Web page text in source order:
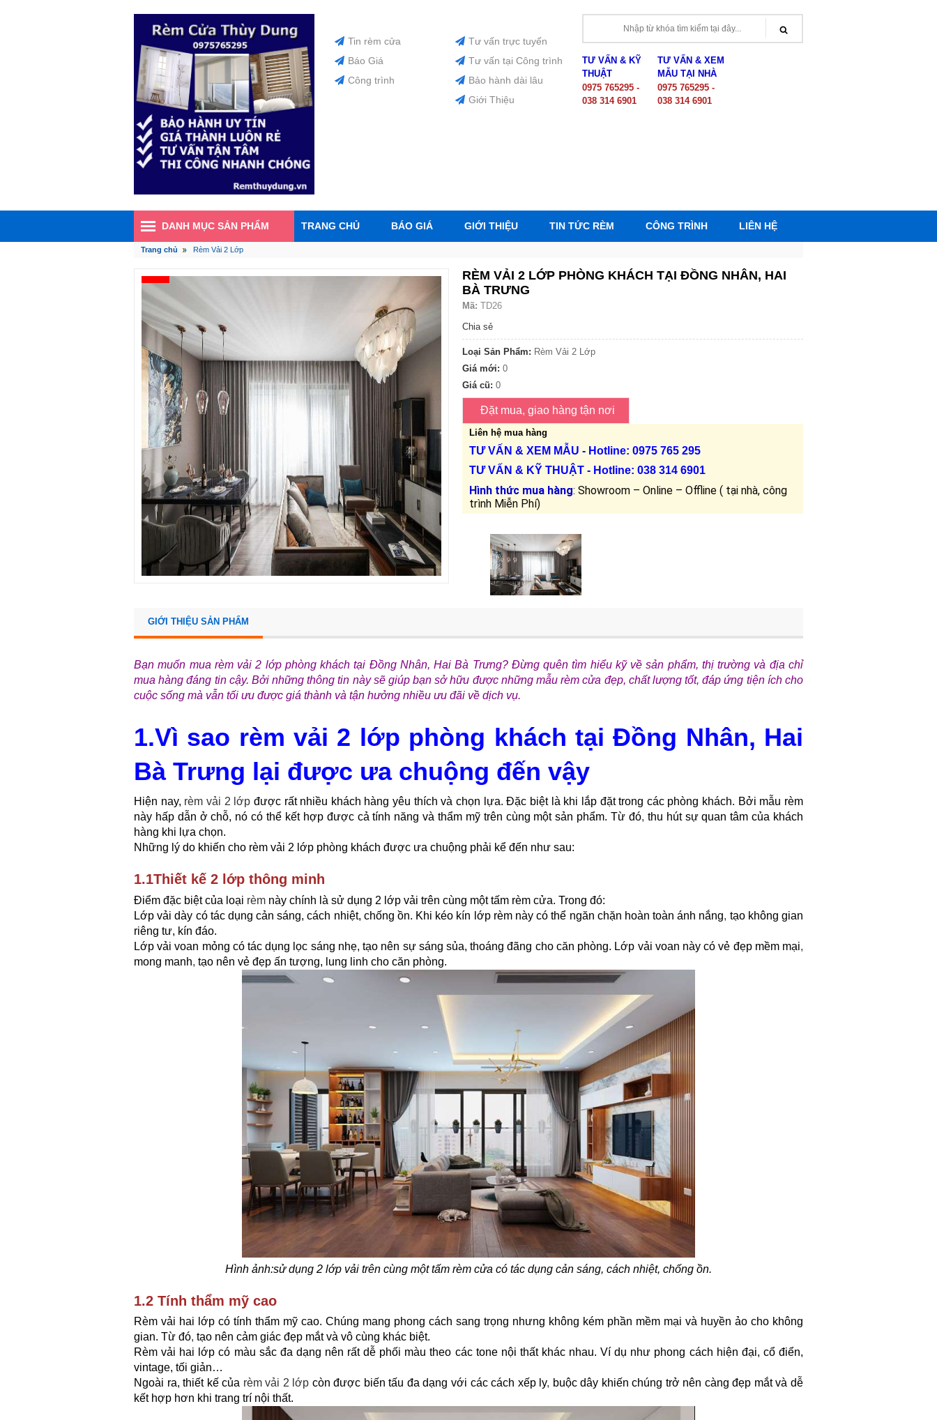
Tin rèm cửa
Báo Giá
Công trình
Tư vấn trực tuyến
Tư vấn tại Công trình
Bảo hành dài lâu
Giới Thiệu
TƯ VẤN & KỸ
THUẬT
0975 765295 -
038 314 6901
TƯ VẤN & XEM
MẪU TẠI NHÀ
0975 765295 -
038 314 6901
DANH MỤC SẢN PHẨM TRANG CHỦ BÁO GIÁ GIỚI THIỆU TIN TỨC RÈM CÔNG TRÌNH LIÊN HỆ
Trang chủ Rèm Vải 2 Lớp
RÈM VẢI 2 LỚP PHÒNG KHÁCH TẠI ĐỒNG NHÂN, HAI
BÀ TRƯNG
Mã:TD26
Chia sẻ
Loại Sản Phẩm: Rèm Vải 2 Lớp
Giá mới:0
Giá cũ:0
Liên hệ mua hàng
TƯ VẤN &XEM MẪU- Hotline: 0975 765 295
TƯ VẤN & KỸ THUẬT - Hotline: 038 314 6901
Hình thức mua hàng: Showroom – Online – Offline ( tại nhà, công
trình Miễn Phí)
GIỚI THIỆU SẢN PHẨM
Bạn muốn mua rèm vải 2 lớp phòng khách tại Đồng Nhân, Hai Bà Trưng? Đừng quên tìm hiểu kỹ về sản phẩm, thị trường và địa chỉ
mua hàng đáng tin cậy. Bởi những thông tin này sẽ giúp bạn sở hữu được những mẫu rèm cửa đẹp, chất lượng tốt, đáp ứng tiện ích cho
cuộc sống mà vẫn tối ưu được giá thành và tận hưởng nhiều ưu đãi về dịch vụ.
1.Vì sao rèm vải 2 lớp phòng khách tại Đồng Nhân, Hai
Bà Trưng lại được ưa chuộng đến vậy
Hiện nay, rèm vải 2 lớp được rất nhiều khách hàng yêu thích và chọn lựa. Đặc biệt là khi lắp đặt trong các phòng khách. Bởi mẫu rèm
này hấp dẫn ở chỗ, nó có thể kết hợp được cả tính năng và thẩm mỹ trên cùng một sản phẩm. Từ đó, thu hút sự quan tâm của khách
hàng khi lựa chọn.
Những lý do khiến cho rèm vải 2 lớp phòng khách được ưa chuộng phải kể đến như sau:
1.1Thiết kế 2 lớp thông minh
Điểm đặc biệt của loại rèm này chính là sử dụng 2 lớp vải trên cùng một tấm rèm cửa. Trong đó:
Lớp vải dày có tác dụng cản sáng, cách nhiệt, chống ồn. Khi kéo kín lớp rèm này có thể ngăn chặn hoàn toàn ánh nắng, tạo không gian
riêng tư, kín đáo.
Lớp vải voan mỏng có tác dụng lọc sáng nhẹ, tạo nên sự sáng sủa, thoáng đãng cho căn phòng. Lớp vải voan này có vẻ đẹp mềm mại,
mong manh, tạo nên vẻ đẹp ấn tượng, lung linh cho căn phòng.
Hình ảnh:sử dụng 2 lớp vải trên cùng một tấm rèm cửa có tác dụng cản sáng, cách nhiệt, chống ồn.
1.2 Tính thẩm mỹ cao
Rèm vải hai lớp có tính thẩm mỹ cao. Chúng mang phong cách sang trọng nhưng không kém phần mềm mại và huyền ảo cho không
gian. Từ đó, tạo nên cảm giác đẹp mắt và vô cùng khác biệt.
Rèm vải hai lớp có màu sắc đa dạng nên rất dễ phối màu theo các tone nội thất khác nhau. Ví dụ như phong cách hiện đại, cổ điển,
vintage, tối giản…
Ngoài ra, thiết kế của rèm vải 2 lớp còn được biến tấu đa dạng với các cách xếp ly, buộc dây khiến chúng trở nên càng đẹp mắt và dễ
kết hợp hơn khi trang trí nội thất.